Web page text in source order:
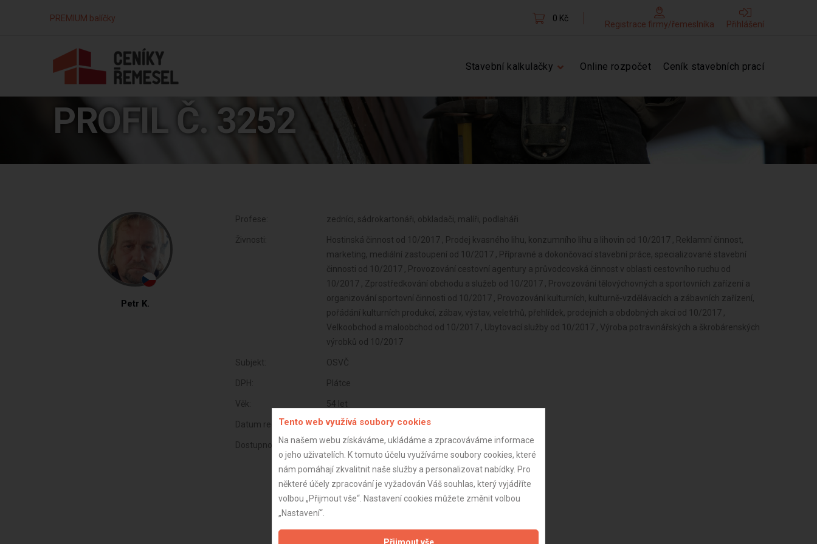
PREMIUM balíčky 0 Kč
Registrace firmy/řemeslníka Přihlášení
Stavební kalkulačky Online rozpočet Ceník stavebních prací
PROFIL Č. 3252
Petr K.
Profese: zedníci, sádrokartonáři, obkladači, malíři, podlaháři
Živnosti:
Hostinská činnost od 10/2017 , Prodej kvasného lihu, konzumního lihu a lihovin od 10/2017 , Reklamní činnost,
marketing, mediální zastoupení od 10/2017 , Přípravné a dokončovací stavební práce, specializované stavební
činnosti od 10/2017 , Provozování cestovní agentury a průvodcovská činnost v oblasti cestovního ruchu od
10/2017 , Zprostředkování obchodu a služeb od 10/2017 , Provozování tělovýchovných a sportovních zařízení a
organizování sportovní činnosti od 10/2017 , Provozování kulturních, kulturně-vzdělávacích a zábavních zařízení,
pořádání kulturních produkcí, zábav, výstav, veletrhů, přehlídek, prodejních a obdobných akcí od 10/2017 ,
Velkoobchod a maloobchod od 10/2017 , Ubytovací služby od 10/2017 , Výroba potravinářských a škrobárenských
výrobků od 10/2017
Subjekt: OSVČ
DPH: Plátce
Věk: 54 let
Datum registrace: 9.9.2020
Dostupnost:
Tento web využívá soubory cookies
Na našem webu získáváme, ukládáme a zpracováváme informace
o jeho uživatelích. K tomuto účelu využíváme soubory cookies, které
nám pomáhají zkvalitnit naše služby a personalizovat nabídky. Pro
některé účely zpracování je vyžadován Váš souhlas, který vyjádříte
volbou „Přijmout vše“. Nastavení cookies můžete změnit volbou
„Nastavení“.